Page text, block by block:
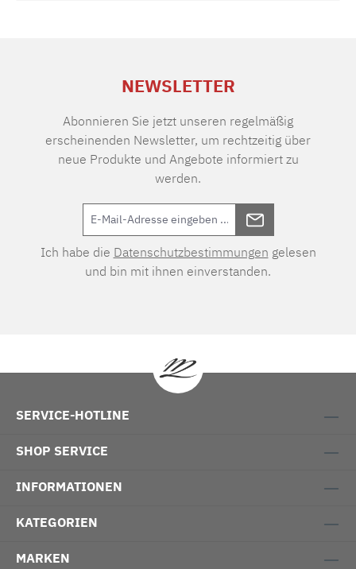
NEWSLETTER
Abonnieren Sie jetzt unseren regelmäßig
erscheinenden Newsletter, um rechtzeitig über
neue Produkte und Angebote informiert zu
werden.
Ich habe die Datenschutzbestimmungen gelesen
und bin mit ihnen einverstanden.
SERVICE-HOTLINE
SHOP SERVICE
INFORMATIONEN
KATEGORIEN
MARKEN